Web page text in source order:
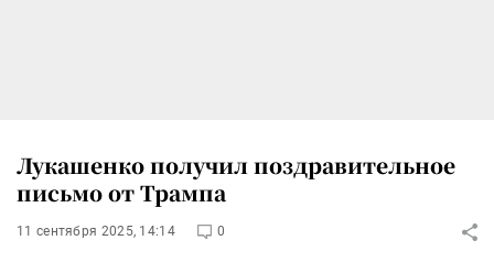
Лукашенко получил поздравительное
письмо от Трампа
11 сентября 2025, 14:14 0